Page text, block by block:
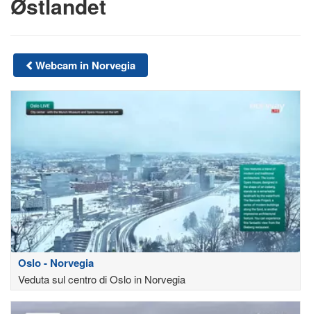
Webcam in Norvegia
Oslo - Norvegia
Veduta sul centro di Oslo in Norvegia